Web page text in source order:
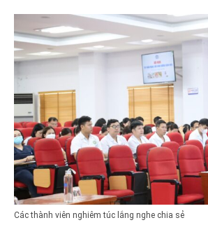
Các thành viên nghiêm túc lắng nghe chia sẻ